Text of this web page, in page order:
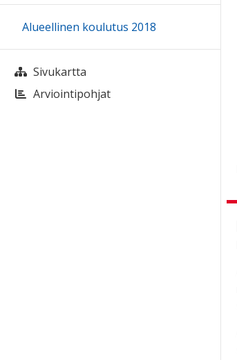
Alueellinen koulutus 2018
Sivukartta
Arviointipohjat